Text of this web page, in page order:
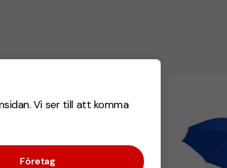
Vi ser till att komma
Företag